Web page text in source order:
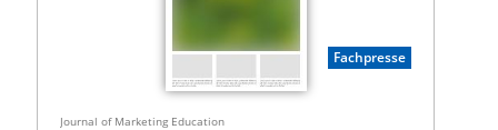
Fachpresse
Journal of Marketing Education